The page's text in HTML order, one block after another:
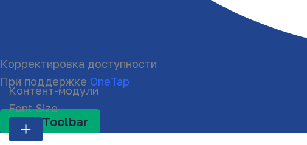
Корректировка доступности
При поддержке OneTap
Hide Toolbar
Контент-модули
Font Size